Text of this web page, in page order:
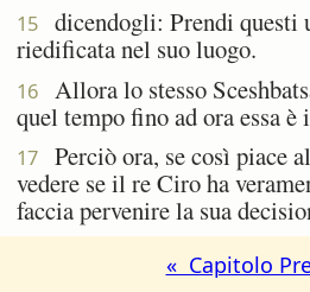
15
dicendogli: Prendi questi
riedificata nel suo luogo.
16
Allora lo stesso
quel tempo fino ad ora essa
17
Perciò ora, se così piace
vedere se il re Ciro ha
faccia pervenire la sua
« Capitolo